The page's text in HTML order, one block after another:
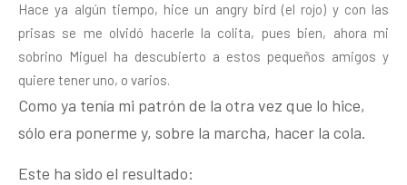
Hace ya algún tiempo, hice un angry bird (el rojo) y con las
prisas se me olvidó hacerle la colita, pues bien, ahora mi
sobrino Miguel ha descubierto a estos pequeños amigos y
quiere tener uno, o varios.
Como ya tenía mi patrón de la otra vez que lo hice,
sólo era ponerme y, sobre la marcha, hacer la cola.
Este ha sido el resultado: